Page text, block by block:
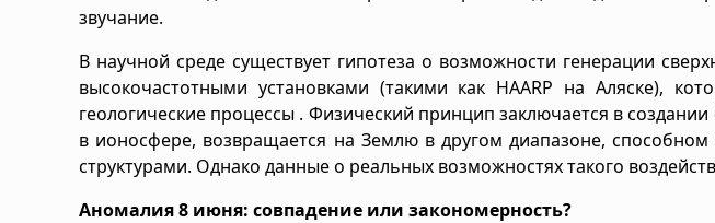
звучание.
В научной среде существует гипотеза о возможности генерации
высокочастотными установками (такими как HAARP на Аляске),
геологические процессы . Физический принцип заключается в
в ионосфере, возвращается на Землю в другом диапазоне, способном
структурами. Однако данные о реальных возможностях такого
Аномалия 8 июня: совпадение или закономерность?